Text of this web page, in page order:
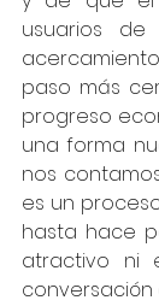
usuarios de
paso más
progreso
una forma
nos
es un
hasta hace
atractivo ni
conversación